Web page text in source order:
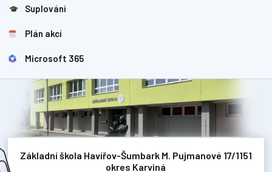
Suplování
Plán akcí
Microsoft 365
Základní škola Havířov-Šumbark M. Pujmanové 17/1151
okres Karviná